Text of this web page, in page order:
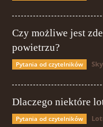
Czy możliwe jest
powietrzu?
Pytania od czytelników
Dlaczego niektóre
Pytania od czytelników